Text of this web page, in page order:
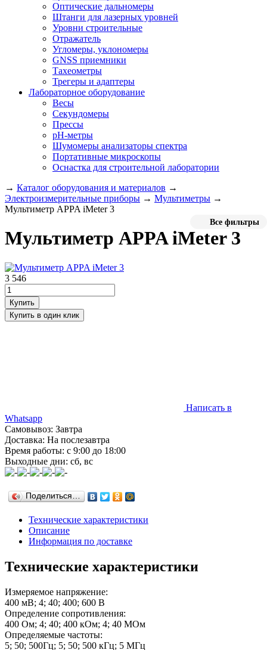
Оптические дальномеры
Штанги для лазерных уровней
Уровни строительные
Отражатель
Угломеры, уклономеры
GNSS приемники
Тахеометры
Трегеры и адаптеры
Лабораторное оборудование
Весы
Секундомеры
Прессы
pH-метры
Шумомеры анализаторы спектра
Портативные микроскопы
Оснастка для строительной лаборатории
→ Каталог оборудования и материалов →
Электроизмерительные приборы → Мультиметры →
Мультиметр APPA iMeter 3
Все фильтры
Мультиметр APPA iMeter 3
3 546
Написать в
Whatsapp
Самовывоз: Завтра
Доставка: На послезавтра
Время работы: с 9:00 до 18:00
Выходные дни: сб, вс
Поделиться…
Технические характеристики
Описание
Информация по доставке
Технические характеристики
Измеряемое напряжение:
400 мВ; 4; 40; 400; 600 В
Определение сопротивления:
400 Ом; 4; 40; 400 кОм; 4; 40 МОм
Определяемые частоты:
5; 50; 500Гц; 5; 50; 500 кГц; 5 МГц